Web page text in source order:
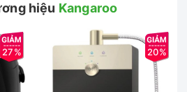
hiệu Kangaroo
27% 20%